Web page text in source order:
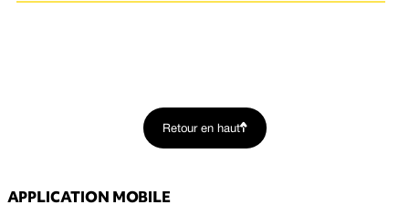
Retour en haut
APPLICATION MOBILE